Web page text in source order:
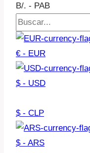
era:
B/. - PAB
€ - EUR
$ - USD
$ - CLP
$ - ARS